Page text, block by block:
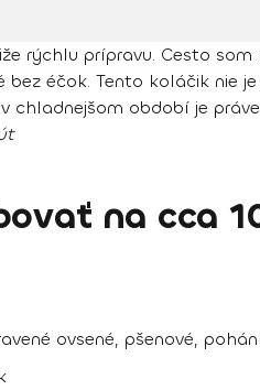
rýchlu prípravu. Cesto
éčok. Tento koláčik nie
chladnejšom období je
na cca
ovsené, pšenové,